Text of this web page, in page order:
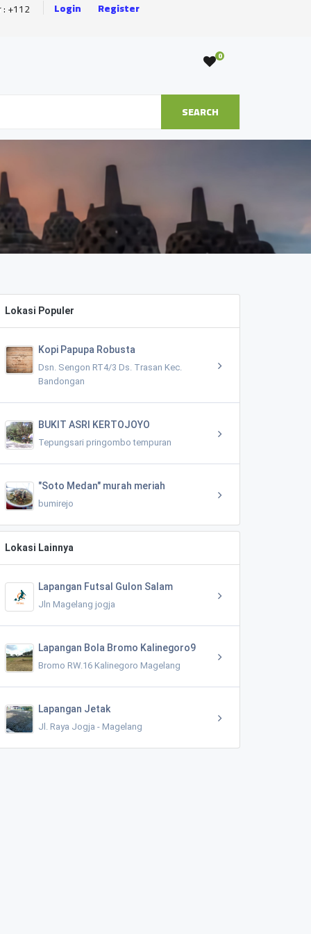
: +112 Login Register
0
SEARCH
Lokasi Populer
Kopi Papupa Robusta
Dsn. Sengon RT4/3 Ds. Trasan Kec.
Bandongan
BUKIT ASRI KERTOJOYO
Tepungsari pringombo tempuran
"Soto Medan" murah meriah
bumirejo
Lokasi Lainnya
Lapangan Futsal Gulon Salam
Jln Magelang jogja
Lapangan Bola Bromo Kalinegoro9
Bromo RW.16 Kalinegoro Magelang
Lapangan Jetak
Jl. Raya Jogja - Magelang